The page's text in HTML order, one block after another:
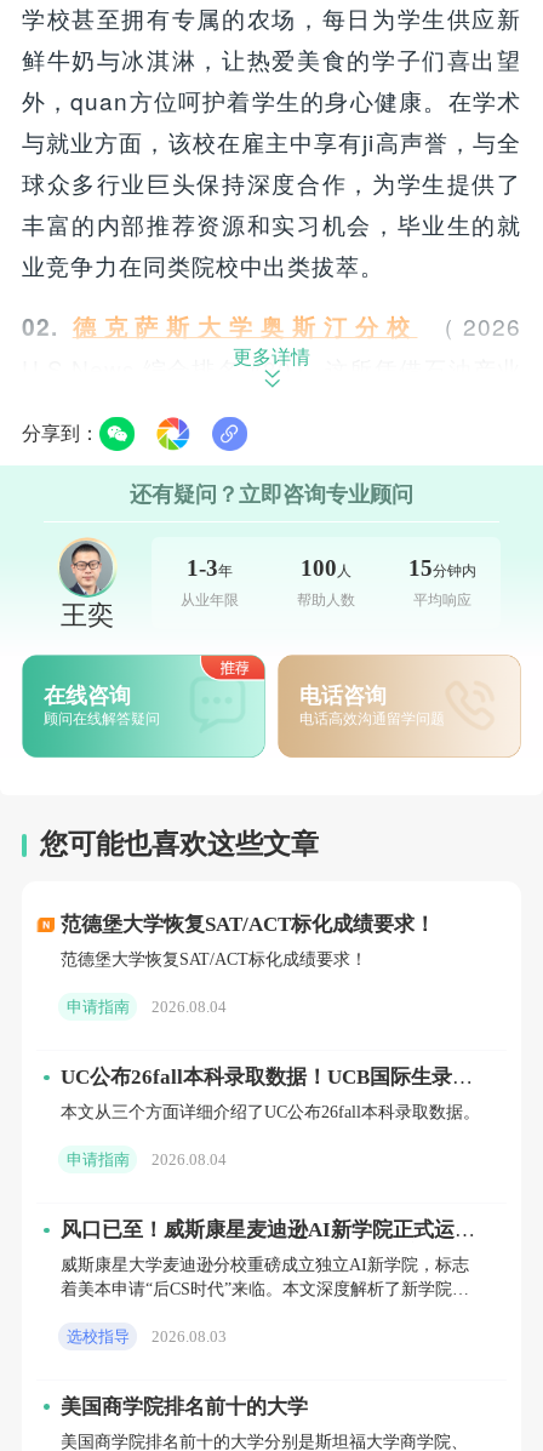
学校甚至拥有专属的农场，每日为学生供应新
鲜牛奶与冰淇淋，让热爱美食的学子们喜出望
外，quan方位呵护着学生的身心健康。在学术
与就业方面，该校在雇主中享有ji高声誉，与全
球众多行业巨头保持深度合作，为学生提供了
丰富的内部推荐资源和实习机会，毕业生的就
业竞争力在同类院校中出类拔萃。
02. 德克萨斯大学奥斯汀分校
（2026
U.S.News 综合排名 #30） 这所凭借石油产业
起家的ding尖公立大学，近年来排名一路高歌
猛进，从过去的50名左右跃升至全美前30。作
为依托石油工业崛起的佼佼者，其专业实力长
期在全球领先：石油工程专业位居世界di一，
会计学全美第三，商科全美第六，计算机科学
全美第九，工程学整体全美第十一位。学生们
不仅能沉浸在石油工程、会计学等世界ji的学术
资源中，课余生活也同样多姿多彩。奥斯汀市
素有“世界现场音乐之都”的美誉，生活成本相
在学术追求与个人生活之间找到完美的平衡
点。学校地处德克萨斯州首府，云集了各大能
线科研项目；同时，与苹果、德州仪器、
03. 迈阿密大学（2026 U.S.News 综合排名
#64） 尽管迈阿密大学的综合排名并非最ding
尖，却是美国东南部科研与教学领域覆盖面最
为广泛的高等学府之一，深入了解后，其魅力
往往令人难以抗拒。该校的录取标准并不宽
松，在同层次院校普遍拥有约50%录取率的情
况下，迈阿密大学的录取率仅为18%-19%，申
洁净的城市之一，环境优美，安保措施完善。
更多详情
分享到：
还有疑问？立即咨询专业顾问
王奕
1-3年
从业年限
100 人
帮助人数
15分钟内
平均响应
在线咨询
顾问在线解答疑问
电话咨询
电话高效沟通留学问题
您可能也喜欢这些文章
范德堡大学恢复SAT/ACT标化成绩要求！
范德堡大学恢复SAT/ACT标化成绩要求！
申请指南 2026.08.04
UC公布26fall本科录取数据！UCB国际生录取
率跌至5.4%，UCLA扩招明显
本文从三个方面详细介绍了UC公布26fall本科录取数据。
申请指南 2026.08.04
风口已至！威斯康星麦迪逊AI新学院正式运
营，2027/2028届理工科申请者必须关注
威斯康星大学麦迪逊分校重磅成立独立AI新学院，标志
着美本申请“后CS时代”来临。本文深度解析了新学院的
逻辑。针
选校指导 2026.08.03
美国商学院排名前十的大学
美国商学院排名前十的大学分别是斯坦福大学商学院、